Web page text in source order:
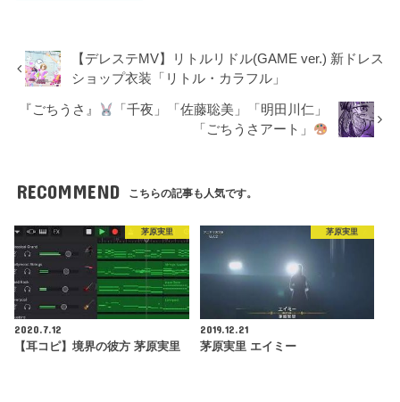
【デレステMV】リトルリドル(GAME ver.) 新ドレス
ショップ衣装「リトル・カラフル」
『ごちうさ』
「千夜」「佐藤聡美」「明田川仁」
「ごちうさアート」
RECOMMEND こちらの記事も人気です。
茅原実里
2020.7.12
【耳コピ】境界の彼方 茅原実里
茅原実里
2019.12.21
茅原実里 エイミー